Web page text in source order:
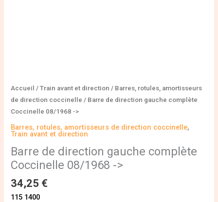
Accueil /Train avant et direction / Barres, rotules, amortisseurs
de direction coccinelle / Barre de direction gauche complète
Coccinelle 08/1968 ->
Barres, rotules, amortisseurs de direction coccinelle,
Train avant et direction
Barre de direction gauche complète
Coccinelle 08/1968 ->
34,25 €
115 1400